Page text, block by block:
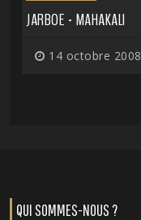
JARBOE - MAHAKALI
14 octobre 2008
QUI SOMMES-NOUS ?